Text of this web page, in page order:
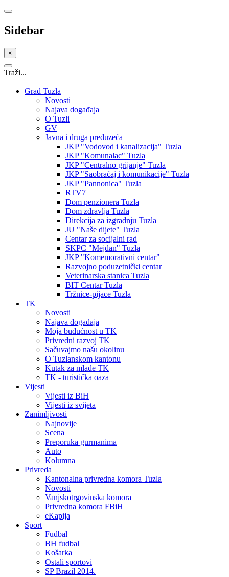
Sidebar
×
Traži...
Grad Tuzla
Novosti
Najava događaja
O Tuzli
GV
Javna i druga preduzeća
JKP "Vodovod i kanalizacija" Tuzla
JKP "Komunalac" Tuzla
JKP "Centralno grijanje" Tuzla
JKP "Saobraćaj i komunikacije" Tuzla
JKP "Pannonica" Tuzla
RTV7
Dom penzionera Tuzla
Dom zdravlja Tuzla
Direkcija za izgradnju Tuzla
JU "Naše dijete" Tuzla
Centar za socijalni rad
SKPC "Mejdan" Tuzla
JKP "Komemorativni centar"
Razvojno poduzetnički centar
Veterinarska stanica Tuzla
BIT Centar Tuzla
Tržnice-pijace Tuzla
TK
Novosti
Najava događaja
Moja budućnost u TK
Privredni razvoj TK
Sačuvajmo našu okolinu
O Tuzlanskom kantonu
Kutak za mlade TK
TK - turistička oaza
Vijesti
Vijesti iz BiH
Vijesti iz svijeta
Zanimljivosti
Najnovije
Scena
Preporuka gurmanima
Auto
Kolumna
Privreda
Kantonalna privredna komora Tuzla
Novosti
Vanjskotrgovinska komora
Privredna komora FBiH
eKapija
Sport
Fudbal
BH fudbal
Košarka
Ostali sportovi
SP Brazil 2014.